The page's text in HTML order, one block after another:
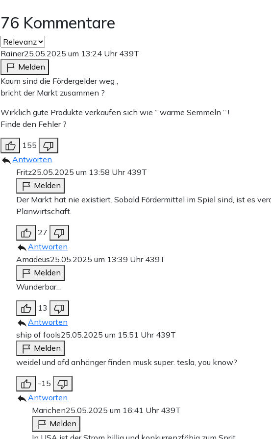
76 Kommentare
Rainer25.05.2025 um 13:24 Uhr 439T
Melden
Kaum sind die Fördergelder weg ,
bricht der Markt zusammen ?
Wirklich gute Produkte verkaufen sich wie “ warme Semmeln “ !
Finde den Fehler ?
155
Antworten
Fritz25.05.2025 um 13:58 Uhr 439T
Melden
Der Markt hat nie existiert. Sobald Fördermittel im Spiel sind, ist es
Planwirtschaft.
27
Antworten
Amadeus25.05.2025 um 13:39 Uhr 439T
Melden
Wunderbar…
13
Antworten
ship of fools25.05.2025 um 15:51 Uhr 439T
Melden
weidel und afd anhänger finden musk super. tesla, you know?
-15
Antworten
Marichen25.05.2025 um 16:41 Uhr 439T
Melden